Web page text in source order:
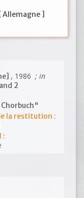
Allemagne ]
, 1986 ; in
2
la restitution :
: